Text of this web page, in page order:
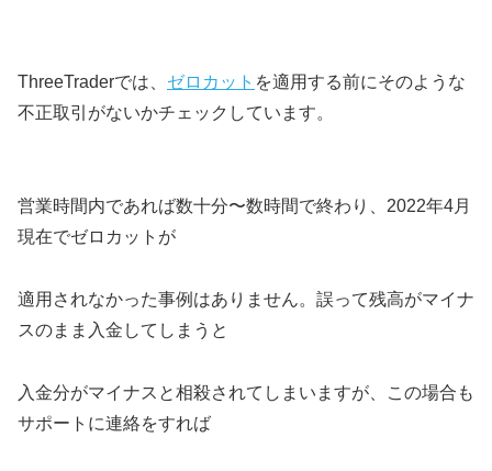
ThreeTraderでは、 ゼロカット を適用する前にそのような
不正取引がないかチェックしています。
営業時間内であれば数十分〜数時間で終わり、2022年4月
現在でゼロカットが
適用されなかった事例はありません。誤って残高がマイナ
スのまま入金してしまうと
入金分がマイナスと相殺されてしまいますが、この場合も
サポートに連絡をすれば